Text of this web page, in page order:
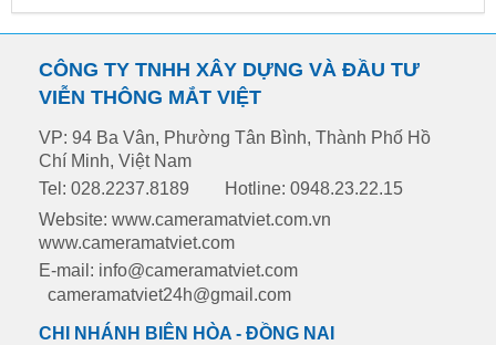
CÔNG TY TNHH XÂY DỰNG VÀ ĐẦU TƯ
VIỄN THÔNG MẮT VIỆT
VP: 94 Ba Vân, Phường Tân Bình, Thành Phố Hồ
Chí Minh, Việt Nam
Tel: 028.2237.8189
Hotline: 0948.23.22.15
Website: www.cameramatviet.com.vn
www.cameramatviet.com
E-mail: info@cameramatviet.com
cameramatviet24h@gmail.com
CHI NHÁNH BIÊN HÒA - ĐỒNG NAI